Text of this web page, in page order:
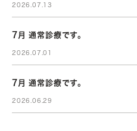
2026.07.13
7月 通常診療です。
2026.07.01
7月 通常診療です。
2026.06.29